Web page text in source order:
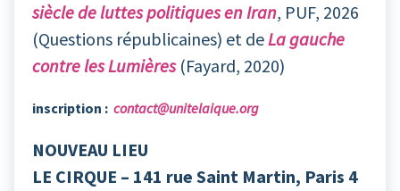
siècle de luttes politiques en Iran, PUF, 2026
(Questions républicaines) et deLa gauche
contre les Lumières(Fayard, 2020)
inscription : contact@unitelaique.org
NOUVEAU LIEU
LE CIRQUE – 141 rue Saint Martin, Paris 4